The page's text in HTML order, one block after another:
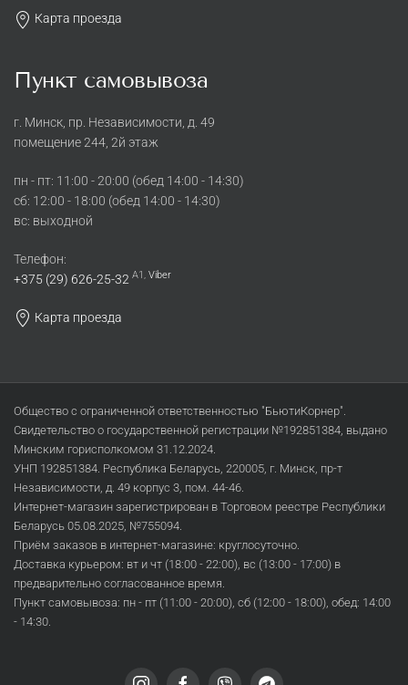
Карта проезда
Пункт самовывоза
г. Минск, пр. Независимости, д. 49
помещение 244, 2й этаж
пн - пт: 11:00 - 20:00 (обед 14:00 - 14:30)
cб: 12:00 - 18:00 (обед 14:00 - 14:30)
вс: выходной
Телефон:
+375 (29) 626-25-32 A1, Viber
Карта проезда
Общество с ограниченной ответственностью "БьютиКорнер".
Свидетельство о государственной регистрации №192851384, выдано
Минским горисполкомом 31.12.2024.
УНП 192851384. Республика Беларусь, 220005, г. Минск, пр-т
Независимости, д. 49 корпус 3, пом. 44-46.
Интернет-магазин зарегистрирован в Торговом реестре Республики
Беларусь 05.08.2025, №755094.
Приём заказов в интернет-магазине: круглосуточно.
Доставка курьером: вт и чт (18:00 - 22:00), вс (13:00 - 17:00) в
предварительно согласованное время.
Пункт самовывоза: пн - пт (11:00 - 20:00), сб (12:00 - 18:00), обед: 14:00
- 14:30.